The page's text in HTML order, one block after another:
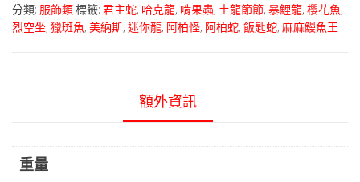
分類: 服飾類標籤: 君主蛇, 哈克龍, 啃果蟲, 土龍節節, 暴鯉龍, 櫻花魚,
烈空坐, 獵斑魚, 美納斯, 迷你龍, 阿柏怪, 阿柏蛇, 飯匙蛇, 麻麻鰻魚王
額外資訊
重量